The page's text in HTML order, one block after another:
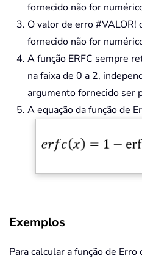
fornecido não for
O valor de erro #VALOR!
fornecido não for
A função ERFC sempre
na faixa de 0 a 2,
argumento fornecido ser
A equação da função de
Exemplos
Para calcular a função de